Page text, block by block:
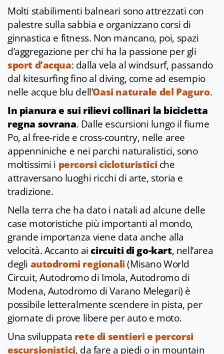
Molti stabilimenti balneari sono attrezzati con
palestre sulla sabbia e organizzano corsi di
ginnastica e fitness. Non mancano, poi, spazi
d’aggregazione per chi ha la passione per gli
sport d’acqua: dalla vela al windsurf, passando
dal kitesurfing fino al diving, come ad esempio
nelle acque blu dell’Oasi naturale del Paguro.
In pianura e sui rilievi collinari la bicicletta
regna sovrana. Dalle escursioni lungo il fiume
Po, al free-ride e cross-country, nelle aree
appenniniche e nei parchi naturalistici, sono
moltissimi i percorsi cicloturistici che
attraversano luoghi ricchi di arte, storia e
tradizione.
Nella terra che ha dato i natali ad alcune delle
case motoristiche più importanti al mondo,
grande importanza viene data anche alla
velocità. Accanto aicircuiti di go-kart, nell’area
degli autodromi regionali(Misano World
Circuit, Autodromo di Imola, Autodromo di
Modena, Autodromo di Varano Melegari) è
possibile letteralmente scendere in pista, per
giornate di prove libere per auto e moto.
Una sviluppata rete di sentieri e percorsi
escursionistici, da fare a piedi o in mountain